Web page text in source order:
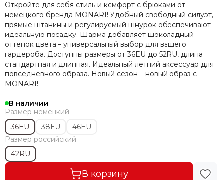
Откройте для себя стиль и комфорт с брюками от
немецкого бренда MONARI! Удобный свободный силуэт,
прямые штанины и регулируемый шнурок обеспечивают
идеальную посадку. Шарма добавляет шоколадный
оттенок цвета – универсальный выбор для вашего
гардероба. Доступны размеры от 36EU до 52RU, длина
стандартная и длинная. Идеальный летний аксессуар для
повседневного образа. Новый сезон – новый образ с
MONARI!
В наличии
Размер немецкий
36EU
38EU
46EU
Размер российский
42RU
В корзину